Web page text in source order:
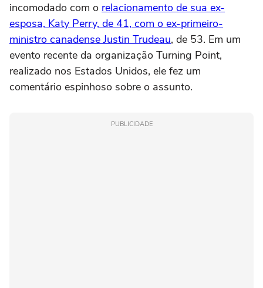
incomodado com o relacionamento de sua ex-
esposa, Katy Perry, de 41, com o ex-primeiro-
ministro canadense Justin Trudeau, de 53. Em um
evento recente da organização Turning Point,
realizado nos Estados Unidos, ele fez um
comentário espinhoso sobre o assunto.
PUBLICIDADE